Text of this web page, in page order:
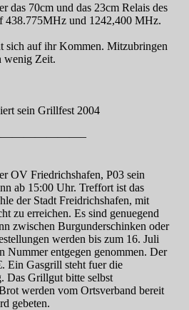
das 70cm und das 23cm Relais des
und 1242,400 MHz.
sich auf ihr Kommen. Mitzubringen
wenig Zeit.
sein Grillfest 2004
OV Friedrichshafen, P03 sein
ab 15:00 Uhr. Treffort ist das
der Stadt Freidrichshafen, mit
zu erreichen. Es sind genuegend
zwischen Burgunderschinken oder
werden bis zum 16. Juli
Nummer entgegen genommen. Der
Ein Gasgrill steht fuer die
Das Grillgut bitte selbst
werden vom Ortsverband bereit
gebeten.